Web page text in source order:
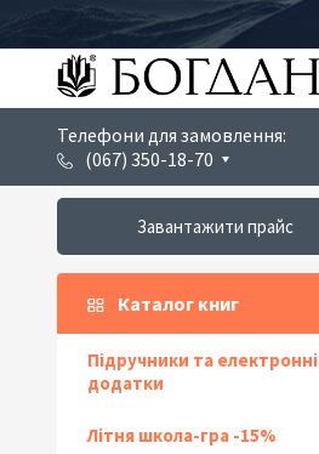
Телефони для замовлення:
(067) 350-18-70
Завантажити прайс
Каталог книг
Підручники та електронні
додатки
Літня школа-гра -15%